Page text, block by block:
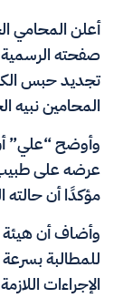
أعلن المحامي
صفحته
تجديد حبس
المحامين نبيه
وأوضح “علي”
عرضه على طبيب
مؤكدًا أن
وأضاف أن
للمطالبة بسرعة
الإجراءات